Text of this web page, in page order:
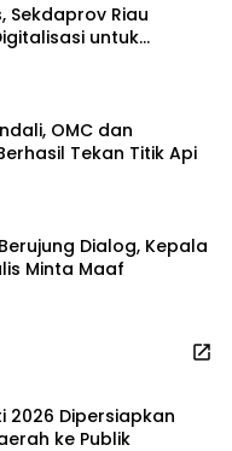
Sekdaprov Riau
untuk
OMC dan
Tekan Titik Api
Dialog, Kepala
Minta Maaf
2026 Dipersiapkan
ke Publik